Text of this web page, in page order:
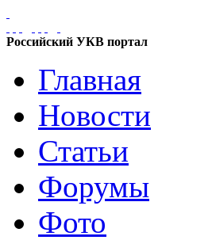
Российский УКВ портал
Главная
Новости
Статьи
Форумы
Фото